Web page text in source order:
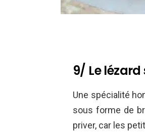
9/ Le lézard
Une spécialité
sous forme de
priver, car les